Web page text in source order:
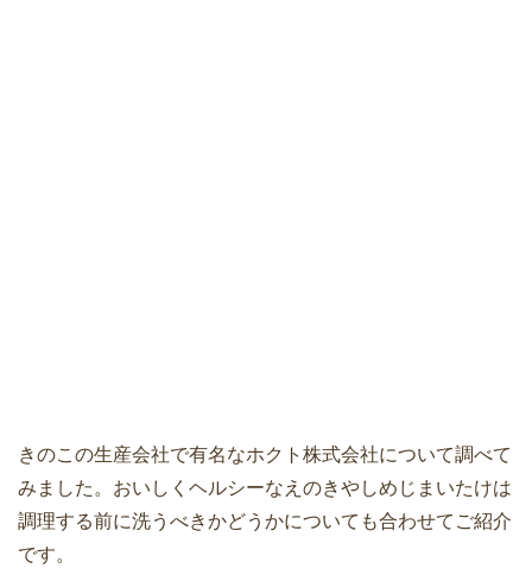
きのこの生産会社で有名なホクト株式会社について調べて
みました。おいしくヘルシーなえのきやしめじまいたけは
調理する前に洗うべきかどうかについても合わせてご紹介
です。